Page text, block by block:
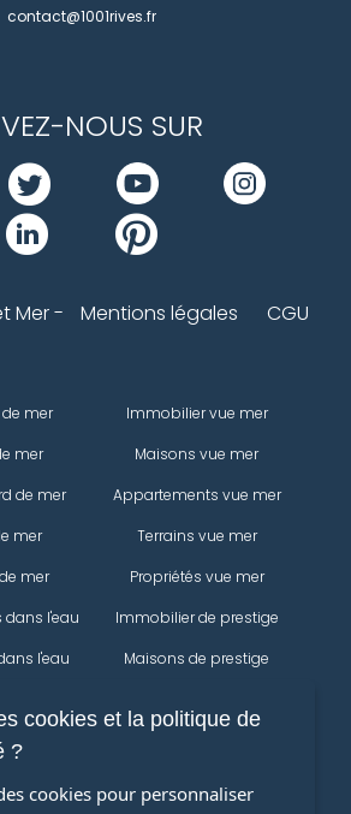
contact@1001rives.fr
NOUS SUR
Mer - Mentions légales CGU
mer
mer
de mer
mer
mer
Immobilier vue mer
Maisons vue mer
Appartements vue mer
Terrains vue mer
Propriétés vue mer
l'eau
l'eau
l'eau
Immobilier de prestige
Maisons de prestige
cookies et la politique de
?
cookies pour personnaliser